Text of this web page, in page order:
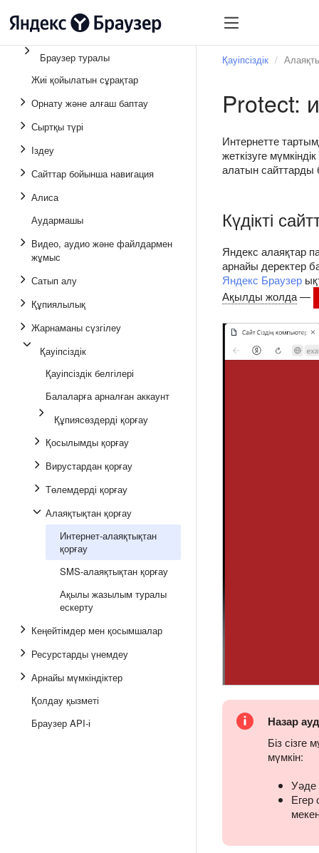
Браузер туралы
Жиі қойылатын сұрақтар
Орнату және алғаш баптау
Сыртқы түрі
Іздеу
Сайттар бойынша навигация
Алиса
Аудармашы
Видео, аудио және файлдармен
жұмыс
Сатып алу
Құпиялылық
Жарнаманы сүзгілеу
Қауіпсіздік
Қауіпсіздік белгілері
Балаларға арналған аккаунт
Құпиясөздерді қорғау
Қосылымды қорғау
Вирустардан қорғау
Төлемдерді қорғау
Алаяқтықтан қорғау
Интернет-алаяқтықтан
қорғау
SMS-алаяқтықтан қорғау
Ақылы жазылым туралы
ескерту
Кеңейтімдер мен қосымшалар
Ресурстарды үнемдеу
Арнайы мүмкіндіктер
Қолдау қызметі
Браузер API-і
Қауіпсіздік
Protect:
Интернетте
жеткізуге
алатын
Күдікті
Яндекс алаяқтар
арнайы деректер
Яндекс Браузер
Ақылды жолда—
Назар
Біз
мүмкін:
Уәде
Егер